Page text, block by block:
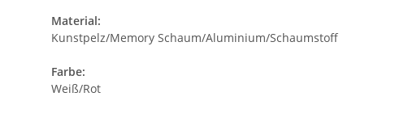
Material:
Kunstpelz/Memory Schaum/Aluminium/Schaumstoff
Farbe:
Weiß/Rot